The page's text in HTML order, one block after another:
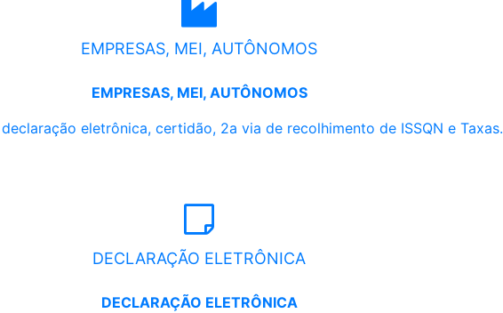
EMPRESAS, MEI, AUTÔNOMOS
EMPRESAS, MEI, AUTÔNOMOS
eletrônica, certidão, 2a via de recolhimento de ISSQN e Taxas.
DECLARAÇÃO ELETRÔNICA
DECLARAÇÃO ELETRÔNICA